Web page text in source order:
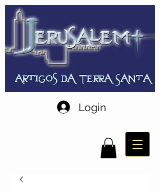
Login